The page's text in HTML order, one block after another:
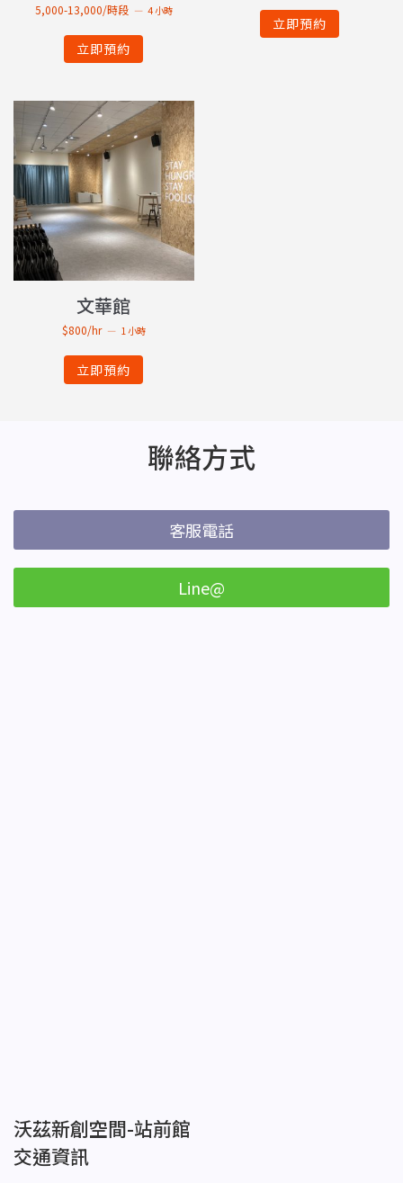
5,000-13,000/時段 4 小時
立即預約
立即預約
文華館
$800/hr 1 小時
立即預約
客服電話
Line@
聯絡方式
沃茲新創空間-站前館
交通資訊